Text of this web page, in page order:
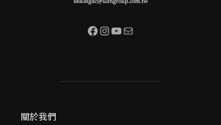
linkingdc@udngroup.com.tw
Facebook InstagramYouTube 電子郵件
關於我們